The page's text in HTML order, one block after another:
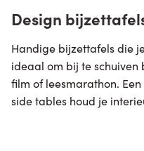
Design
Handige bijzettafels die
ideaal om bij te schuiven
film of leesmarathon.
side tables houd je